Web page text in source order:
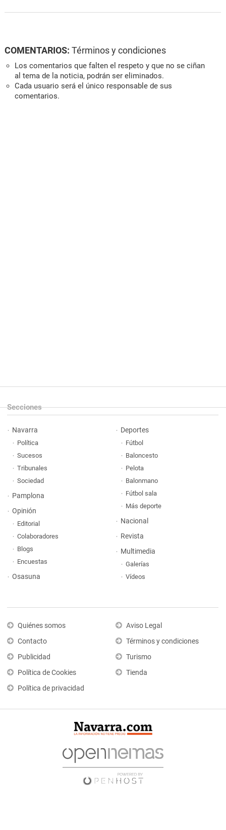
COMENTARIOS: Términos y condiciones
Los comentarios que falten el respeto y que no se ciñan
al tema de la noticia, podrán ser eliminados.
Cada usuario será el único responsable de sus
comentarios.
Secciones
Navarra
Política
Sucesos
Tribunales
Sociedad
Pamplona
Opinión
Editorial
Colaboradores
Blogs
Encuestas
Osasuna
Deportes
Fútbol
Baloncesto
Pelota
Balonmano
Fútbol sala
Más deporte
Nacional
Revista
Multimedia
Galerías
Vídeos
Quiénes somos
Contacto
Publicidad
Política de Cookies
Política de privacidad
Aviso Legal
Términos y condiciones
Turismo
Tienda